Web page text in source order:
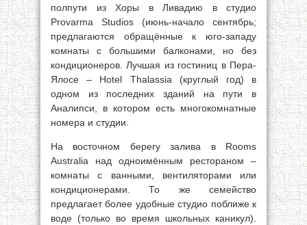
полпути из Хоры в Ливадию в студио
Provarma Studios (июнь-начало сентябрь;
предлагаются обращённые к юго-западу
комнаты с большими балконами, но без
кондиционеров. Лучшая из гостиниц в Пеpa-
Ялосе – Hotel Thalassia (круглый год) в
одном из последних зданий на пути в
Аналипси, в котором есть многокомнатные
номера и студии.
На восточном берегу залива в Rooms
Australia над одноимённым рестораном –
комнаты с ванными, вентиляторами или
кондиционерами. То же семейство
предлагает более удобные студио поближе к
воде (только во время школьных каникул).